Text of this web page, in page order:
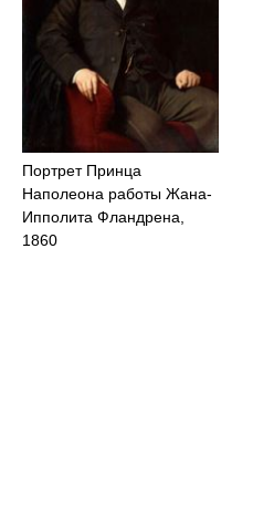
Портрет Принца
Наполеона работы Жана-
Ипполита Фландрена,
1860